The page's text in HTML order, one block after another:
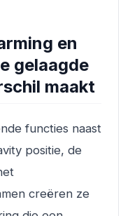
en
gelaagde
maakt
functies naast
positie, de
creëren ze